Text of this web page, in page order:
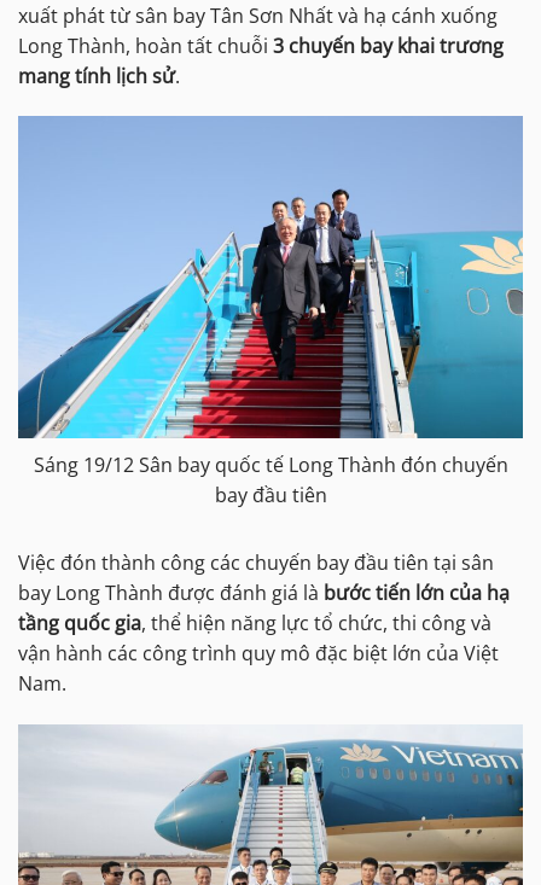
xuất phát từ sân bay Tân Sơn Nhất và hạ cánh xuống
Long Thành, hoàn tất chuỗi 3 chuyến bay khai trương
mang tính lịch sử.
Sáng 19/12 Sân bay quốc tế Long Thành đón chuyến
bay đầu tiên
Việc đón thành công các chuyến bay đầu tiên tại sân
bay Long Thành được đánh giá là bước tiến lớn của hạ
tầng quốc gia, thể hiện năng lực tổ chức, thi công và
vận hành các công trình quy mô đặc biệt lớn của Việt
Nam.